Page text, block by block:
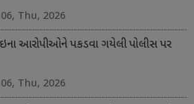
Thu, 2026
આરોપીઓને પકડવા ગયેલી પોલીસ પર
Thu, 2026